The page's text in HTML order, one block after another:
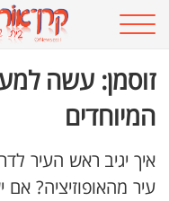
זוסמן: עשה
המיוחדים
איך יגיב ראש העיר
עיר מהאופוזיציה? אם